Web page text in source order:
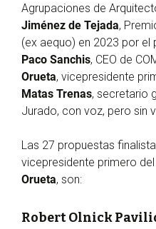
Agrupaciones de
Jiménez de Tejada,
(ex aequo) en 2023 por el
Paco Sanchis, CEO de
Orueta, vicepresidente
Matas Trenas, secretario
Jurado, con voz, pero sin
Las 27 propuestas
vicepresidente primero del
Orueta, son:
Robert Olnick